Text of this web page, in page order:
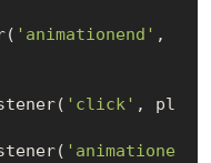
'animationend' ,
'click' , pl
'animatione